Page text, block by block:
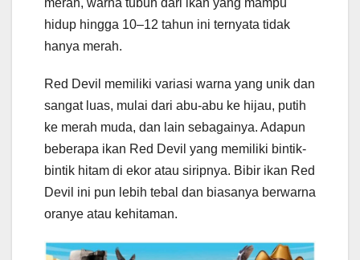
hidup hingga 10–12 tahun ini ternyata tidak
hanya merah.
Red Devil memiliki variasi warna yang unik dan
sangat luas, mulai dari abu-abu ke hijau, putih
ke merah muda, dan lain sebagainya. Adapun
beberapa ikan Red Devil yang memiliki bintik-
bintik hitam di ekor atau siripnya. Bibir ikan Red
Devil ini pun lebih tebal dan biasanya berwarna
oranye atau kehitaman.